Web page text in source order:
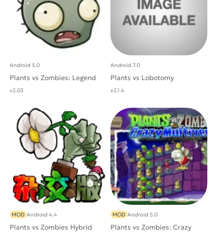
Plants vs Zombies: Legend
Android 5.0
v2.03
Plants vs Lobotomy
Android 7.0
v2.1.4
Plants vs Zombies Hybrid
MOD Android 4.4
Plants vs Zombies: Crazy
MOD Android 5.0